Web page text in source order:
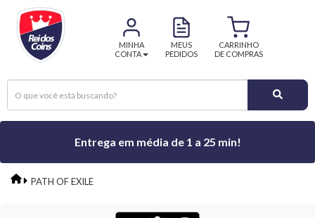
MINHA
CONTA
MEUS
PEDIDOS
CARRINHO
DE COMPRAS
Entrega em média de 1 a 25 min!
PATH OF EXILE